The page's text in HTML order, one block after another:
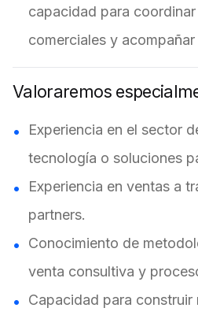
capacidad para
comerciales y
Valoraremos
Experiencia en el sector
tecnología o soluciones
Experiencia en ventas a
partners.
Conocimiento de
venta consultiva y
Capacidad para construir